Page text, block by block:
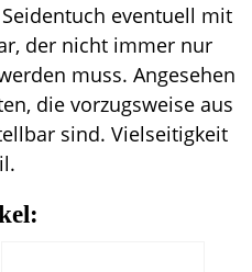
eventuell mit
der nicht immer nur
muss. Angesehen
die vorzugsweise aus
sind. Vielseitigkeit